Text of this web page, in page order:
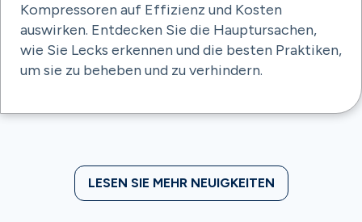
Kompressoren auf Effizienz und Kosten
auswirken. Entdecken Sie die Hauptursachen,
wie Sie Lecks erkennen und die besten Praktiken,
um sie zu beheben und zu verhindern.
LESEN SIE MEHR NEUIGKEITEN